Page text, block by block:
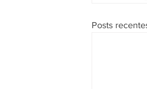
Posts